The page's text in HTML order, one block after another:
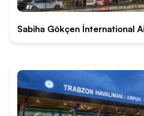
Sabiha Gökçen İnternational